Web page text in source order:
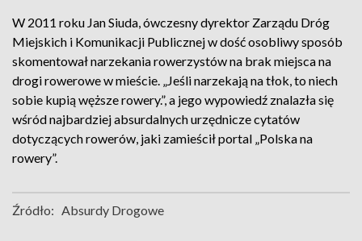
W 2011 roku Jan Siuda, ówczesny dyrektor Zarządu Dróg
Miejskich i Komunikacji Publicznej w dość osobliwy sposób
skomentował narzekania rowerzystów na brak miejsca na
drogi rowerowe w mieście. „Jeśli narzekają na tłok, to niech
sobie kupią węższe rowery.”, a jego wypowiedź znalazła się
wśród najbardziej absurdalnych urzędnicze cytatów
dotyczących rowerów, jaki zamieścił portal „Polska na
rowery”.
Źródło: Absurdy Drogowe